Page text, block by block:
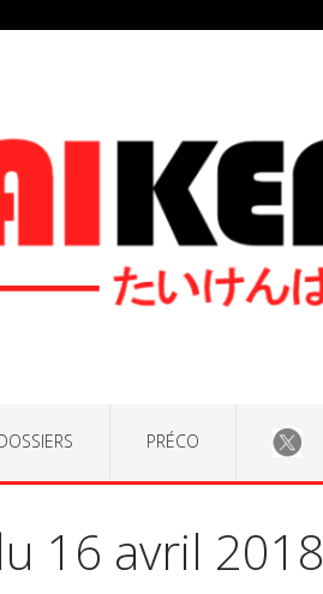
PRÉCO
16 avril 2018